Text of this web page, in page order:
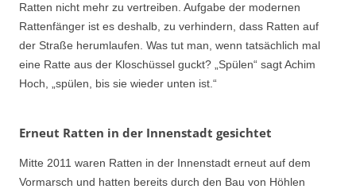
Ratten nicht mehr zu vertreiben. Aufgabe der modernen
Rattenfänger ist es deshalb, zu verhindern, dass Ratten auf
der Straße herumlaufen. Was tut man, wenn tatsächlich mal
eine Ratte aus der Kloschüssel guckt? „Spülen“ sagt Achim
Hoch, „spülen, bis sie wieder unten ist.“
Erneut Ratten in der Innenstadt gesichtet
Mitte 2011 waren Ratten in der Innenstadt erneut auf dem
Vormarsch und hatten bereits durch den Bau von Höhlen